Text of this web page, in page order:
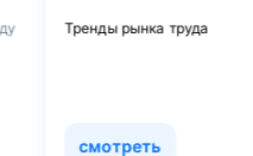
труда